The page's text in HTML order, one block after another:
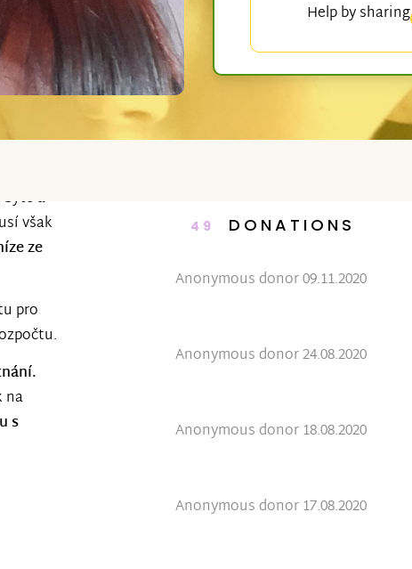
Help by sharing
a
však
ze
pro
na
s
49 DONATIONS
Anonymous donor 09.11.2020
Anonymous donor 24.08.2020
Anonymous donor 18.08.2020
Anonymous donor 17.08.2020